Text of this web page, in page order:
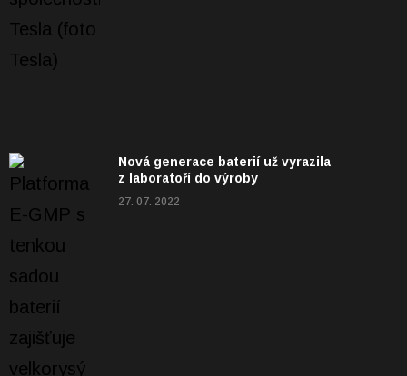
Nová generace baterií už vyrazila
z laboratoří do výroby
27. 07. 2022